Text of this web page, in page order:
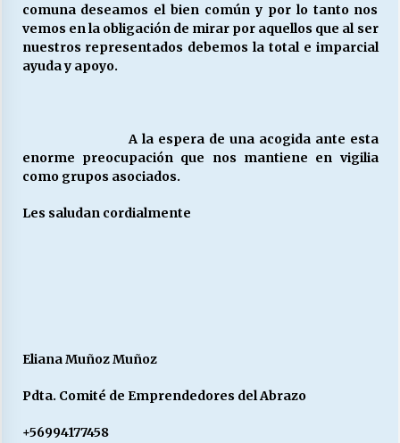
comuna deseamos el bien común y por lo tanto nos
vemos en la obligación de mirar por aquellos que al ser
nuestros representados debemos la total e imparcial
ayuda y apoyo.
A la espera de una acogida ante esta
enorme preocupación que nos mantiene en vigilia
como grupos asociados.
Les saludan cordialmente
Eliana Muñoz Muñoz
Pdta. Comité de Emprendedores del Abrazo
+56994177458